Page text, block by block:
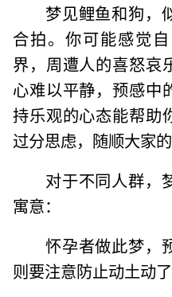
梦见鲤鱼和狗，
合拍。你可能感觉
界，周遭人的喜怒哀
心难以平静，预感中
持乐观的心态能帮助
过分思虑，随顺大家
对于不同人群，
寓意：
怀孕者做此梦，
则要注意防止动土动了